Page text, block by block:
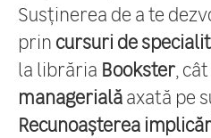
Susținerea de a te
prin cursuri de
la librăria Bookster ,
managerialăaxată pe
Recunoașterea